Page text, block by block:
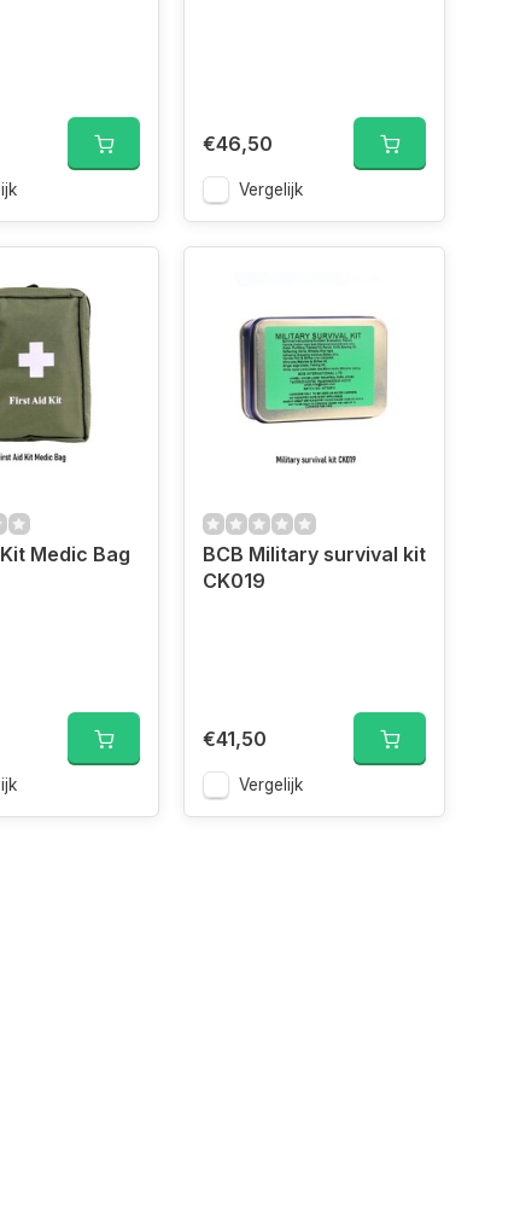
€46,50
Vergelijk
Medic Bag
BCB Military survival kit
CK019
€41,50
Vergelijk